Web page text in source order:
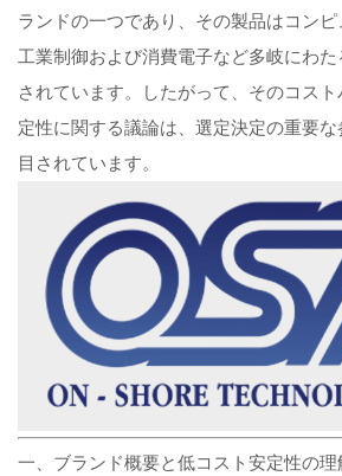
ランドの一つであり、その製品はコンピ
工業制御および消費電子など多岐にわ
されています。したがって、そのコス
定性に関する議論は、選定決定の重要
目されています。
一、ブランド概要と低コスト安定性の理